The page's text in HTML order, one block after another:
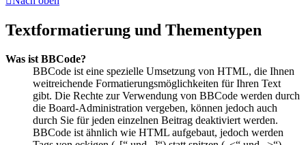
Textformatierung und Thementypen
Was ist BBCode?
BBCode ist eine spezielle Umsetzung von HTML, die Ihnen
weitreichende Formatierungsmöglichkeiten für Ihren Text
gibt. Die Rechte zur Verwendung von BBCode werden durch
die Board-Administration vergeben, können jedoch auch
durch Sie für jeden einzelnen Beitrag deaktiviert werden.
BBCode ist ähnlich wie HTML aufgebaut, jedoch werden